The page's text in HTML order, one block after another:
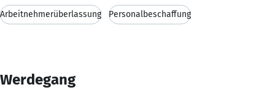
Arbeitnehmerüberlassung Personalbeschaffung
Werdegang